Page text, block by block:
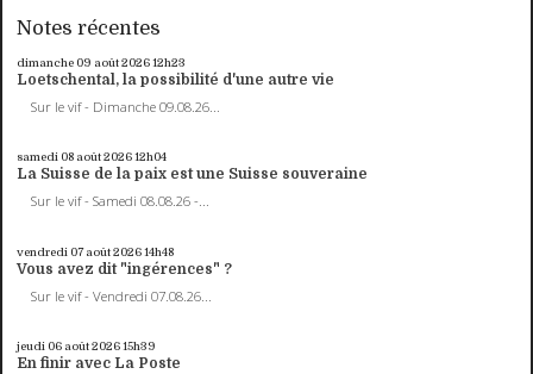
Notes récentes
dimanche 09 août 202612h23
Loetschental, la possibilité d'une autre vie
Sur le vif - Dimanche 09.08.26...
samedi 08 août 202612h04
La Suisse de la paix est une Suisse souveraine
Sur le vif - Samedi 08.08.26 -...
vendredi 07 août 202614h48
Vous avez dit "ingérences" ?
Sur le vif - Vendredi 07.08.26...
jeudi 06 août 202615h39
En finir avec La Poste